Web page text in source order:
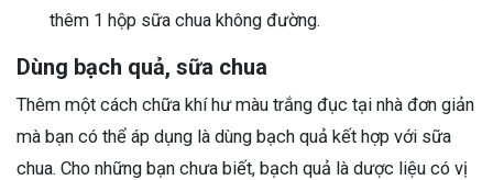
thêm 1 hộp sữa chua không đường.
Dùng bạch quả, sữa chua
Thêm một cách chữa khí hư màu trắng đục tại nhà đơn giản
mà bạn có thể áp dụng là dùng bạch quả kết hợp với sữa
chua. Cho những bạn chưa biết, bạch quả là dược liệu có vị